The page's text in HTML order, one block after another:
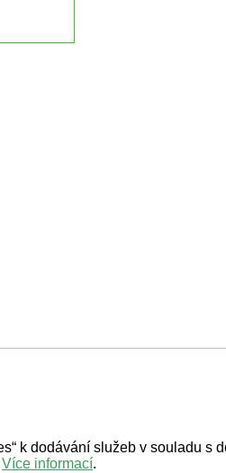
k dodávání služeb v souladu s
Více informací.